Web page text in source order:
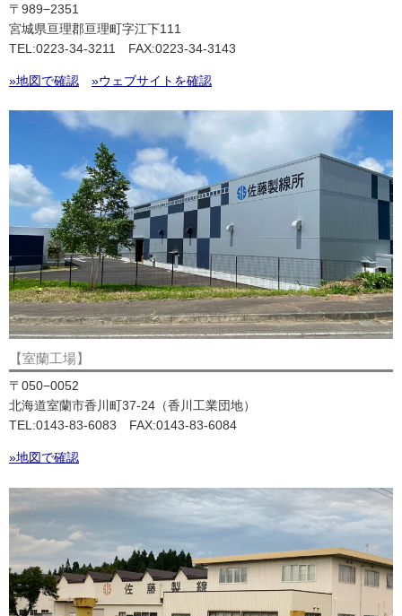
〒989−2351
宮城県亘理郡亘理町字江下111
TEL:0223-34-3211 FAX:0223-34-3143
»地図で確認 »ウェブサイトを確認
【室蘭工場】
〒050−0052
北海道室蘭市香川町37-24（香川工業団地）
TEL:0143-83-6083 FAX:0143-83-6084
»地図で確認